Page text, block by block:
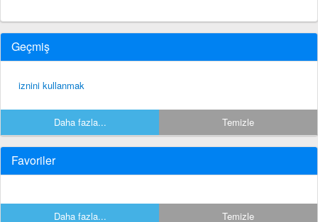
Geçmiş
iznini kullanmak
Daha fazla... Temizle
Favoriler
Daha fazla... Temizle